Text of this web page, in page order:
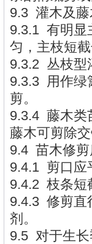
9.3 灌木及藤
9.3.1 有明显
匀，主枝短截
9.3.2 丛枝型
9.3.3 用作绿
剪。
9.3.4 藤木类
藤木可剪除
9.4 苗木修剪
9.4.1 剪口应
9.4.2 枝条短
9.4.3 修剪直
剂。
9.5 对于生长